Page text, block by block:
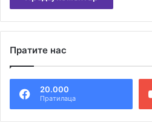
т
н
Пратите нас
20.000
Пратилаца